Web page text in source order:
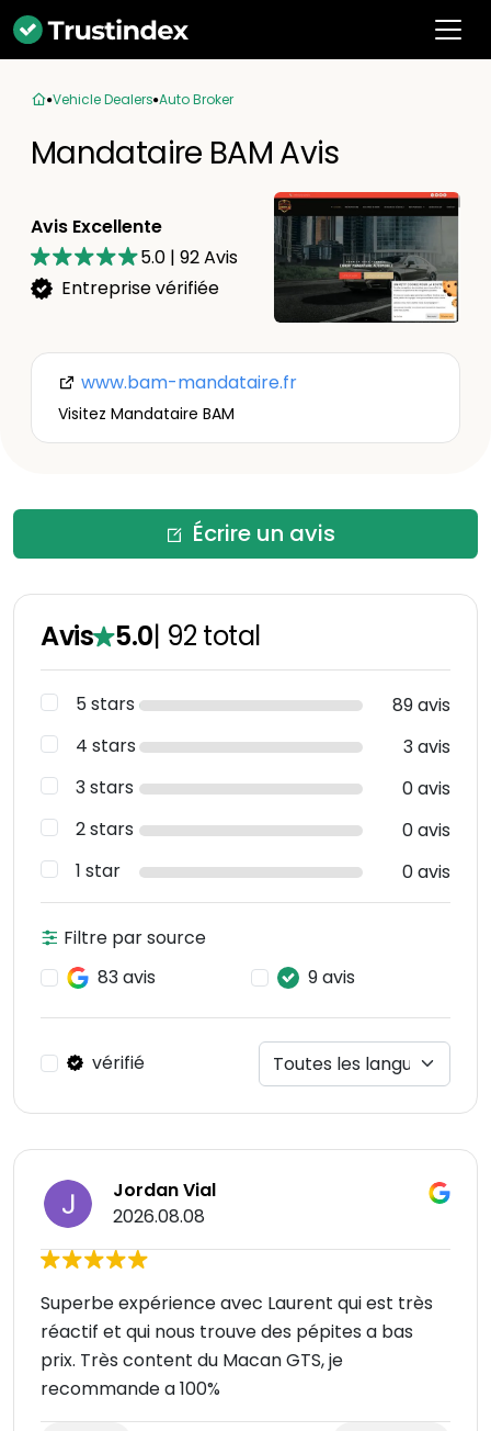
Vehicle Dealers Auto Broker
Mandataire BAM Avis
Avis Excellente
5.0 | 92Avis
Entreprise vérifiée
www.bam-mandataire.fr
Visitez Mandataire BAM
Écrire un avis
Avis 5.0| 92 total
5 stars
89 avis
4 stars
3 avis
3 stars
0 avis
2 stars
0 avis
1 star
0 avis
Filtre par source
83 avis
9 avis
vérifié
Jordan Vial
2026.08.08
Superbe expérience avec Laurent qui est très
réactif et qui nous trouve des pépites a bas
prix. Très content du Macan GTS, je
recommande a 100%